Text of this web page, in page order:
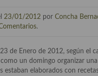
23/01/2012 por Concha
.
de Enero de 2012, según el
un domingo organizar
estaban elaborados con